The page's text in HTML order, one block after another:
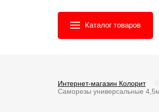
Каталог товаров
Интернет-магазин Колорит
Саморезы универсальные